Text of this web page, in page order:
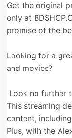
Get the original
only at
promise of the
Looking for a
and movies?
Look no further
This streaming
content,
Plus, with the